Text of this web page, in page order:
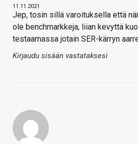
11.11.2021
Jep, tosin sillä varoituksella että
ole benchmarkkeja, liian kevyttä
testaamassa jotain SER-kärryn
Kirjaudu sisään vastataksesi